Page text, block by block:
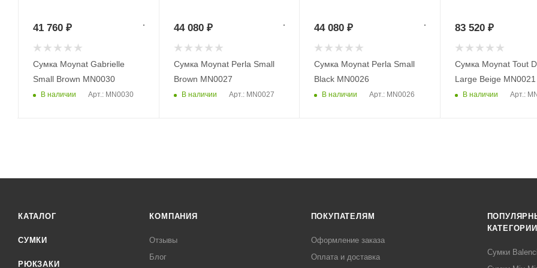
Сумка Moynat Gabrielle
Small Brown MN0030
В наличии Арт.: MN0030
41 760₽
Сумка Moynat Perla Small
Brown MN0027
В наличии Арт.: MN0027
44 080₽
Сумка Moynat Perla Small
Black MN0026
В наличии Арт.: MN0026
44 080 ₽
Сумка Moynat Tout
Large Beige MN0021
В наличии Арт.:
83 520 ₽
КАТАЛОГ
СУМКИ
РЮКЗАКИ
КОМПАНИЯ
Отзывы
Блог
ПОКУПАТЕЛЯМ
Оформление заказа
Оплата и доставка
КАТЕГОРИИ
Сумки